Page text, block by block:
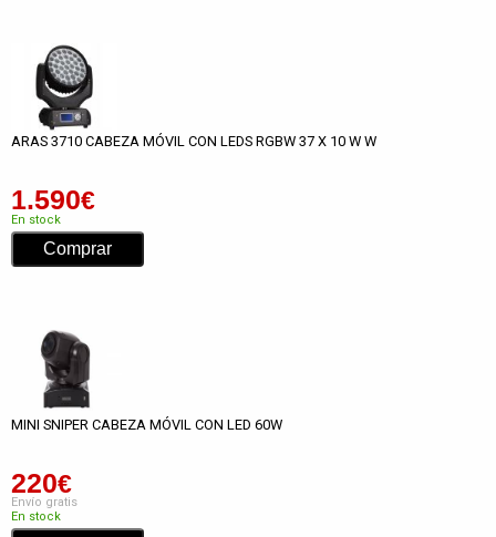
ARAS 3710 CABEZA MÓVIL CON LEDS RGBW 37 X 10 W W
1.590€
En stock
MINI SNIPER CABEZA MÓVIL CON LED 60W
220€
Envío gratis
En stock